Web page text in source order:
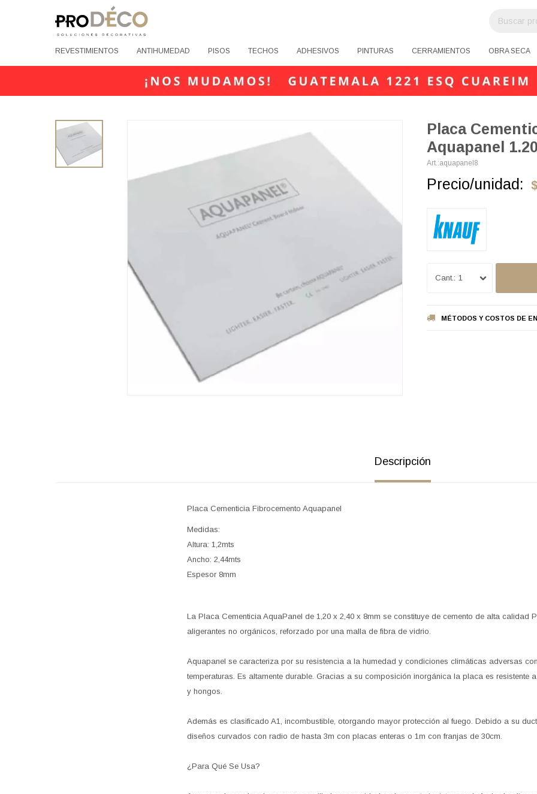
REVESTIMIENTOS ANTIHUMEDAD PISOS TECHOS ADHESIVOS PINTURAS CERRAMIENTOS OBRA SECA
Placa
Aquapanel
aquapanel8
Precio/unidad: $
1
MÉTODOS Y COSTOS DE
Descripción
Placa Cementicia Fibrocemento Aquapanel
Medidas:
Altura: 1,2mts
Ancho: 2,44mts
Espesor 8mm
La Placa Cementicia AquaPanel de 1,20 x 2,40 x 8mm se constituye de cemento de alta calidad
aligerantes no orgánicos, reforzado por una malla de fibra de vidrio.
Aquapanel se caracteriza por su resistencia a la humedad y condiciones climáticas adversas
temperaturas. Es altamente durable. Gracias a su composición inorgánica la placa es resistente
y hongos.
Además es clasificado A1, incombustible, otorgando mayor protección al fuego. Debido a su
diseños curvados con radio de hasta 3m con placas enteras o 1m con franjas de 30cm.
¿Para Qué Se Usa?